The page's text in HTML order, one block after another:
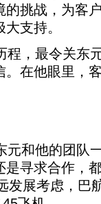
挑战，为客
支持。
，最令关东
在他眼里，
和他的团队
寻求合作，
发展考虑，巴